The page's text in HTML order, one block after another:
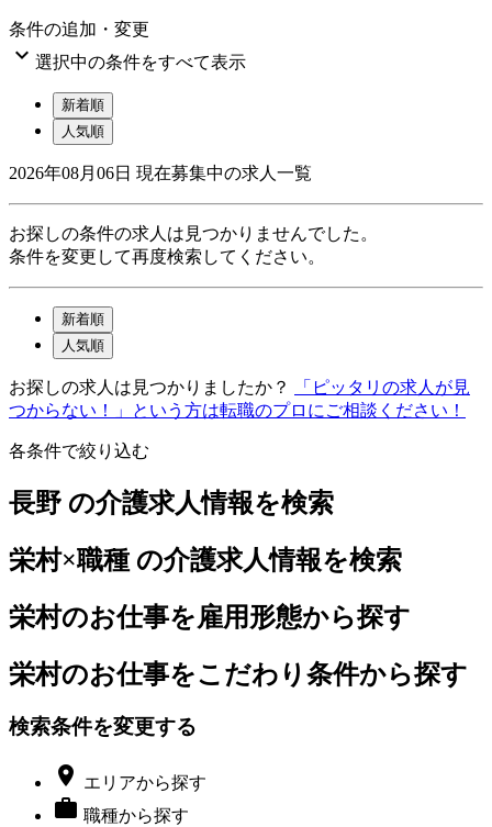
条件の追加・変更
 選択中の条件をすべて表示
新着順
人気順
2026年08月06日 現在募集中の求人一覧
お探しの条件の求人は見つかりませんでした。
条件を変更して再度検索してください。
新着順
人気順
お探しの求人は見つかりましたか？
「ピッタリの求人が見
つからない！」という方は転職のプロにご相談ください！
各条件で絞り込む
長野 の介護求人情報を検索
栄村×職種 の介護求人情報を検索
栄村のお仕事を雇用形態から探す
栄村のお仕事をこだわり条件から探す
検索条件を変更する
 エリアから探す
 職種から探す